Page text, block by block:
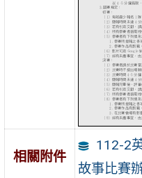
相關附件
112-2
故事比賽